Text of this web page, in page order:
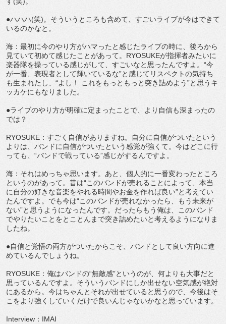
●ハハハ(笑)。そういうところも含めて、すごいライブが今はできて
いるのかなと。
海：最初に今のやり方がハマったと感じたライブの時に、後ろから
見ていて初めて感じたことがあって。RYOSUKEが指揮者みたいに
楽器隊を操っている感じがして、すごいなと思ったんですよ。“今
が一番、表現者として輝いているな”と感じてリスペクトの気持ち
も生まれたし、“よし！ これをもっともっと突き詰めよう”と思うキ
ッカケにもなりました。
●ライブのやり方が明確に定まったことで、より自信も深まったの
では？
RYOSUKE：すごく自信がありますね。自分に自信がついたという
よりは、バンドに自信がついたという感覚が強くて。今はどこに行
っても、“バンドで戦っている”感じがするんですよ。
海：それはめっちゃ思います。あと、個人的に一番変わったところ
というのがあって。昔は“このバンドが売れることによって、本当
に自分の好きな音楽をやれる時間やお金を作れば良い”と考えてい
たんですよ。でも今は“このバンドが売れなかったら、もう未来が
ない”と思うようになったんです。だったらもう俺は、このバンド
でやりたいことをとことんまで突き詰めたいと考えるようになりま
したね。
●自信と覚悟の両方がついたからこそ、バンドとして良い方向に進
めているんでしょうね。
RYOSUKE：俺はバンドの“無敵感”というのが、何よりも大事だと
思っているんですよ。そういうバンドにしか出せない空気感が絶対
にあるから。今はちゃんとそれが出せていると思うので、今後はそ
こをより強くしていくだけで良いんじゃないかなと思っています。
Interview：IMAI